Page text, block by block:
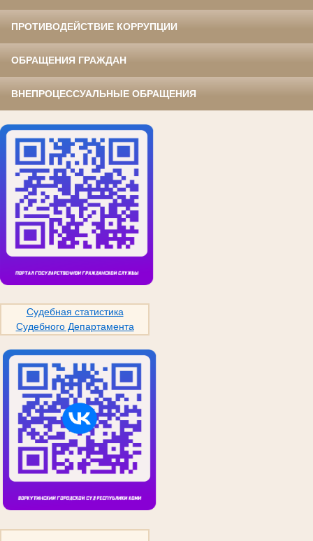
ПРОТИВОДЕЙСТВИЕ КОРРУПЦИИ
ОБРАЩЕНИЯ ГРАЖДАН
ВНЕПРОЦЕССУАЛЬНЫЕ ОБРАЩЕНИЯ
Судебная статистика
Судебного Департамента